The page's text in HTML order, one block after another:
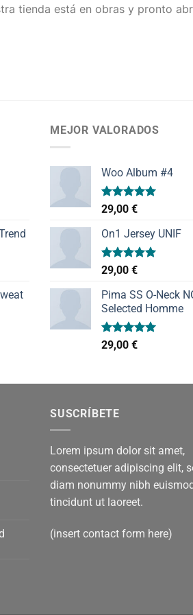
tienda está en obras y pronto
MEJOR VALORADOS
Woo Album #4
Valorado
con
de 5
29,00 €
On1 Jersey UNIF
Valorado
con
de 5
29,00 €
Pima SS O-Neck
Selected Homme
Valorado
con
29,00 €
SUSCRÍBETE
Lorem ipsum dolor sit amet,
consectetuer adipiscing elit,
diam nonummy nibh euismod
tincidunt ut laoreet.
(insert contact form here)